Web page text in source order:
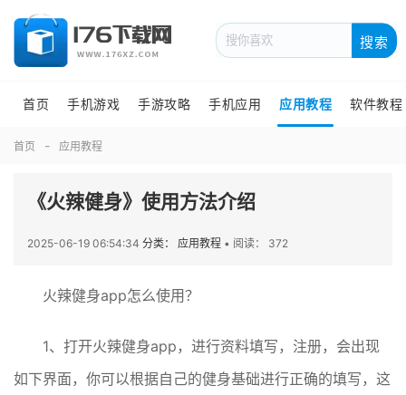
搜索
首页 手机游戏 手游攻略 手机应用 应用教程 软件教程
首页 应用教程
《火辣健身》使用方法介绍
2025-06-19 06:54:34 分类： 应用教程 • 阅读： 372
火辣健身app怎么使用？
1、打开火辣健身app，进行资料填写，注册，会出现
如下界面，你可以根据自己的健身基础进行正确的填写，这